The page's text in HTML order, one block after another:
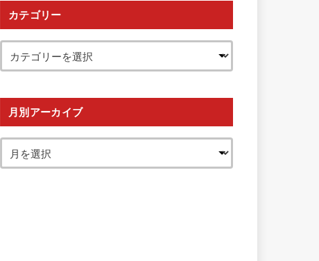
カテゴリー
月別アーカイブ